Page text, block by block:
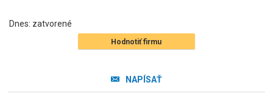
Dnes: zatvorené
Hodnotiť firmu
NAPÍSAŤ